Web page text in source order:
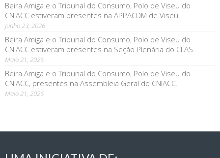
Beira Amiga e o Tribunal do Consumo, Polo de Viseu do
CNIACC estiveram presentes na APPACDM de Viseu.
Junho 23, 2026
Beira Amiga e o Tribunal do Consumo, Polo de Viseu do
CNIACC estiveram presentes na Seção Plenária do CLAS.
Maio 21, 2026
Beira Amiga e o Tribunal do Consumo, Polo de Viseu do
CNIACC, presentes na Assembleia Geral do CNIACC.
Maio 21, 2026